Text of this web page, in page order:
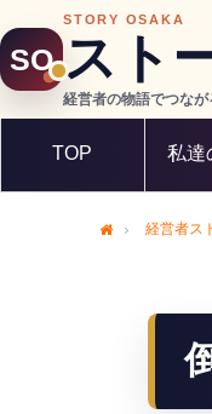
SO
STORY OSAKA
スト
経営者の物語でつな
TOP 私達
経営者ス